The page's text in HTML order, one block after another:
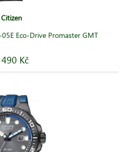
Citizen
Eco-Drive Promaster GMT
Kč